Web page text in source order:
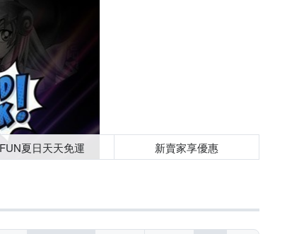
FUN夏日天天免運 新賣家享優惠